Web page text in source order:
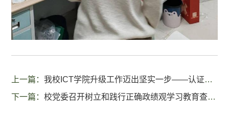
上一篇：我校ICT学院升级工作迈出坚实一步——认证级升级推进会顺利召开
下一篇：校党委召开树立和践行正确政绩观学习教育查摆问题检视交流会